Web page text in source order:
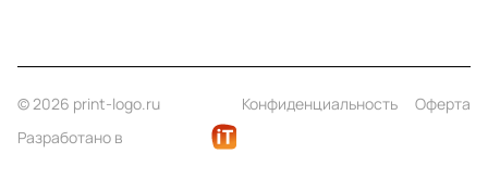
© 2026 print-logo.ru Конфиденциальность
Оферта
Разработано в